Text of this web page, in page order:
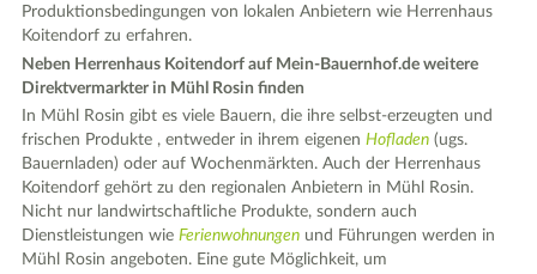
Produktionsbedingungen von lokalen Anbietern wie Herrenhaus
Koitendorf zu erfahren.
Neben Herrenhaus Koitendorf auf Mein-Bauernhof.de weitere
Direktvermarkter in Mühl Rosin finden
In Mühl Rosin gibt es viele Bauern, die ihre selbst-erzeugten und
frischen Produkte , entweder in ihrem eigenenHofladen (ugs.
Bauernladen) oder auf Wochenmärkten. Auch der Herrenhaus
Koitendorf gehört zu den regionalen Anbietern in Mühl Rosin.
Nicht nur landwirtschaftliche Produkte, sondern auch
Dienstleistungen wieFerienwohnungen und Führungen werden in
Mühl Rosin angeboten. Eine gute Möglichkeit, um